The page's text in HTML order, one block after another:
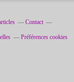
Contact
Préférences cookies